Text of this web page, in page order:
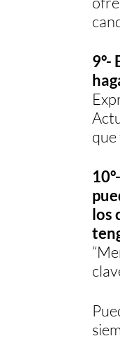
9º-
que
los